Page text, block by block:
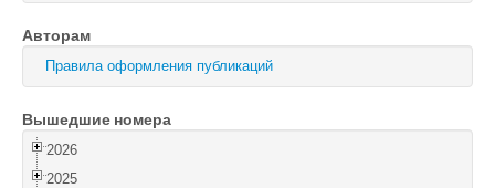
Оптика и спектроскопия
Поиск
Войти
Авторам
Правила оформления публикаций
Вышедшие номера
2026
2025